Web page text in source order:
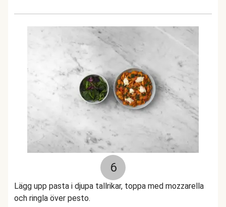
6
Lägg upp pasta i djupa tallrikar, toppa med mozzarella
och ringla över pesto.